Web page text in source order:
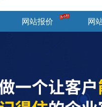
网站报价 网